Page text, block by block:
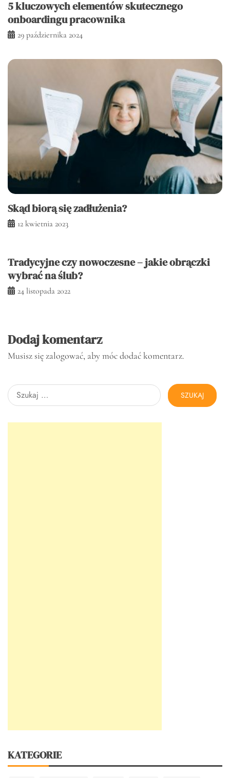
5 kluczowych elementów skutecznego
onboardingu pracownika
29 października 2024
Skąd biorą się zadłużenia?
12 kwietnia 2023
Tradycyjne czy nowoczesne – jakie obrączki
wybrać na ślub?
24 listopada 2022
Dodaj komentarz
Musisz sięzalogować, aby móc dodać komentarz.
Szukaj:
KATEGORIE